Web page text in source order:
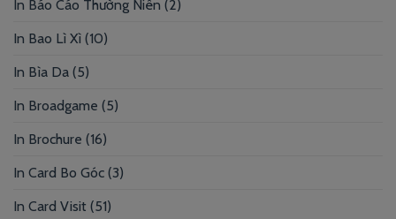
In Báo Cáo Thường Niên (2)
In Bao Lì Xì (10)
In Bìa Da (5)
In Broadgame (5)
In Brochure (16)
In Card Bo Góc (3)
In Card Visit (51)